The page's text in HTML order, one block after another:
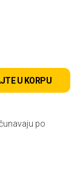
U KORPU
po